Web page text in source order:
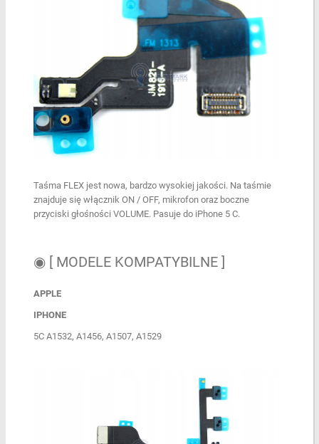
Taśma FLEX jest nowa, bardzo wysokiej jakości. Na taśmie
znajduje się włącznik ON / OFF, mikrofon oraz boczne
przyciski głośności VOLUME. Pasuje do iPhone 5 C.
◉ [ MODELE KOMPATYBILNE ]
APPLE
IPHONE
5C A1532, A1456, A1507, A1529